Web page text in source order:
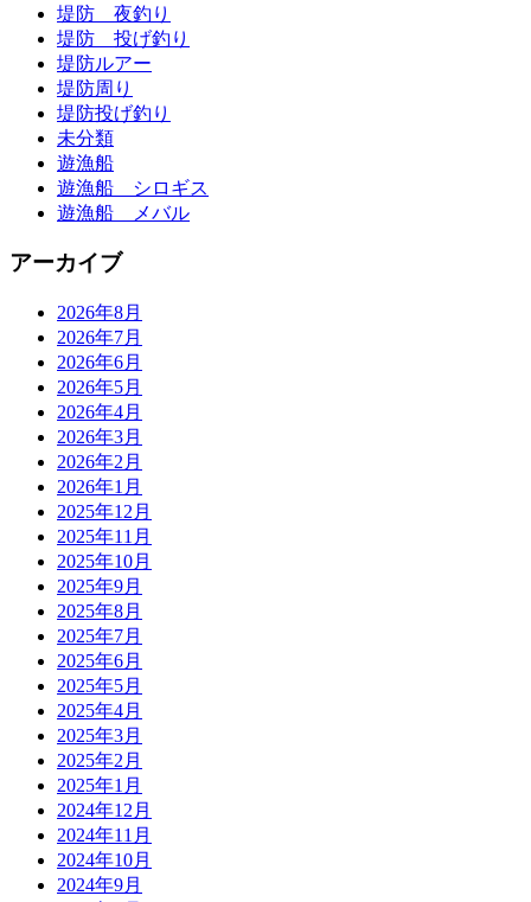
堤防 夜釣り
堤防 投げ釣り
堤防ルアー
堤防周り
堤防投げ釣り
未分類
遊漁船
遊漁船 シロギス
遊漁船 メバル
アーカイブ
2026年8月
2026年7月
2026年6月
2026年5月
2026年4月
2026年3月
2026年2月
2026年1月
2025年12月
2025年11月
2025年10月
2025年9月
2025年8月
2025年7月
2025年6月
2025年5月
2025年4月
2025年3月
2025年2月
2025年1月
2024年12月
2024年11月
2024年10月
2024年9月